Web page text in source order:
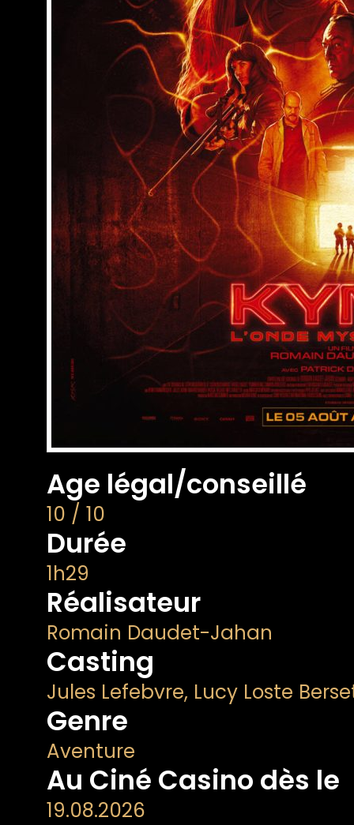
Age légal/conseillé
10 / 10
Durée
1h29
Réalisateur
Romain Daudet-Jahan
Casting
Jules Lefebvre, Lucy Loste
Genre
Aventure
Au Ciné Casino dès le
19.08.2026